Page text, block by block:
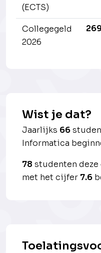
(ECTS)
Collegegeld
2026
Wist je dat?
Jaarlijks 66
Informatica
78 studenten
met het cijfer 7.6